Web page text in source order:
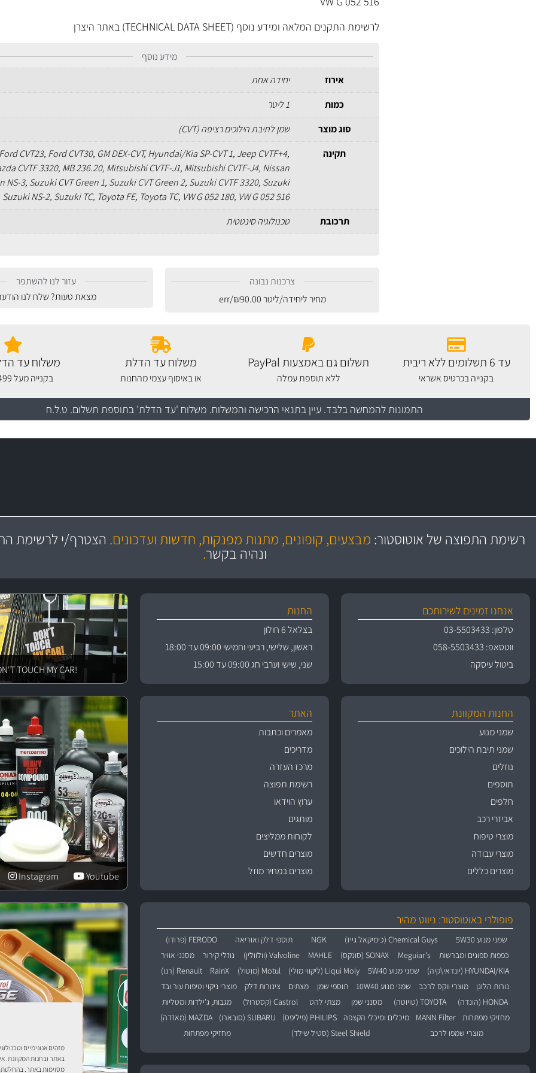
מזהים אנונימיים
באתר ובחנות המקוונת.
מסוימות באתר.
לרשימת התקנים המלאה ומידע נוסף (TECHNICAL DATA SHEET) באתר היצרן
מידע נוסף
אירוז
יחידה אחת
כמות
1 ליטר
סוג מוצר
שמן לתיבת הילוכים רציפה (CVT)
תקינה
CVT23, Ford CVT30, GM DEX-CVT, Hyundai/Kia SP-CVT 1, Jeep CVTF+4,
CVTF 3320, MB 236.20, Mitsubishi CVTF-J1, Mitsubishi CVTF-J4, Nissan
NS-3, Suzuki CVT Green 1, Suzuki CVT Green 2, Suzuki CVTF 3320, Suzuki
Suzuki NS-2, Suzuki TC, Toyota FE, Toyota TC, VW G 052 180, VW G 052 516
תרכובת
טכנולוגיה סינטטית
צרכנות נבונה
מחיר ליחידה/ליטר
₪90.00
/err
עזור לנו להשתפר
מצאת טעות? שלח לנו
עד 6 תשלומים ללא ריבית
בקנייה בכרטיס אשראי
תשלום גם באמצעות PayPal
ללא תוספת עמלה
משלוח עד הדלת
או באיסוף עצמי מהחנות
משלוח עד
בקנייה מעל 499 שקלים
התמונות להמחשה בלבד. עיין בתנאי הרכישה והמשלוח. משלוח 'עד הדלת' בתוספת תשלום. ט.ל.ח
משלוח מהיר
באמצעות צ'יטה
משלוחים
במחיר
יותר מ- 500 מסנני שמן, אוויר, דלק וקבינה
מחלקת המסננים שלנו עשירה וכוללת מסננים מקוריים ומסננים של MANN ו- MAHLE
גרמניה
יותר מ- 400 מוצרי טיפוח לרכב
בקרו במחלקת מוצרי
מקצועיות
ושירות מצויין
רשימת התפוצה של אוטוסטור: מבצעים, קופונים, מתנות מפנקות, חדשות ועדכונים. הצטרף/י לרשימת
ונהיה בקשר.
אנחנו זמינים לשירותכם
טלפון: 03-5503433
ווטסאפ: 058-5503433
ביטול עיסקה
החנות
בצלאל 6 חולון
ראשון, שלישי, רביעי וחמישי 09:00 עד 18:00
שני, שישי וערבי חג 09:00 עד 15:00
!DON'T TOUCH MY CAR
החנות המקוונת
שמני מנוע
שמני תיבת הילוכים
נוזלים
תוספים
חלפים
אביזרי רכב
מוצרי טיפוח
מוצרי עבודה
מוצרים כללים
האתר
מאמרים וכתבות
מדריכים
מרכז העזרה
רשימת תפוצה
ערוץ הוידאו
מותגים
לקוחות ממליצים
מוצרים חדשים
מוצרים במחיר מוזל
Youtube
Instagram
פופולרי באוטוסטור: ניווט מהיר
שמני מנוע 5W30 Chemical Guys (כימיקאל גייז) NGK תוספי דלק ואוריאה
FERODO (פרודו)
כפפות ספוגים ומברשות
Meguiar's SONAX (סונקס) MAHLE Valvoline (וולוולין) נוזלי קירור
מסנני אוויר
HYUNDAI/KIA (יונדאי\קיה)
שמני מנוע 5W40 Liqui Moly (ליקווי מולי) Motul (מוטול) RainX
Renault (רנו)
נורות הלוגן
מוצרי ווקס לרכב שמני מנוע 10W40 תוספי שמן מצתים צינורות דלק
מוצרי ניקוי וטיפוח עור ובד
HONDA (הונדה)
TOYOTA (טויוטה) מסנני שמן מצתי להט Castrol (קסטרול)
מגבות, ג'ילדות ומטליות
מחזיקי מפתחות
MANN Filter מיכלים ומיכלי הקצפה PHILIPS (פיליפס) SUBARU (סובארו)
MAZDA (מאזדה)
מוצרי שמפו לרכב
Steel Shield (סטיל שילד) מחזיקי מפתחות